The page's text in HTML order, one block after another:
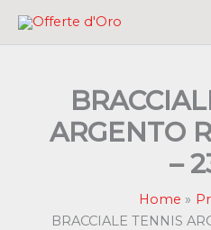
ARGENTO
–
Home
BRACCIALE TENNIS